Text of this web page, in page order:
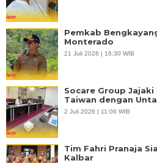
Pemkab
Monterado
21 Juli 2026 | 16:30 WIB
Socare Group Jajaki
Taiwan dengan
2 Juli 2026 | 11:06 WIB
Tim Fahri Pranaja
Kalbar